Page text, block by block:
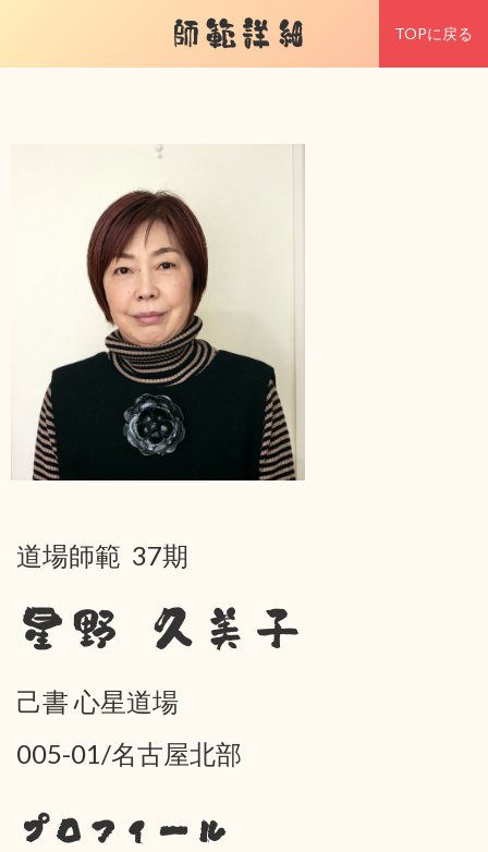
師範詳細 TOPに戻る
道場師範 37期
星野 久美子
己書 心星道場
005-01/名古屋北部
プロフィール